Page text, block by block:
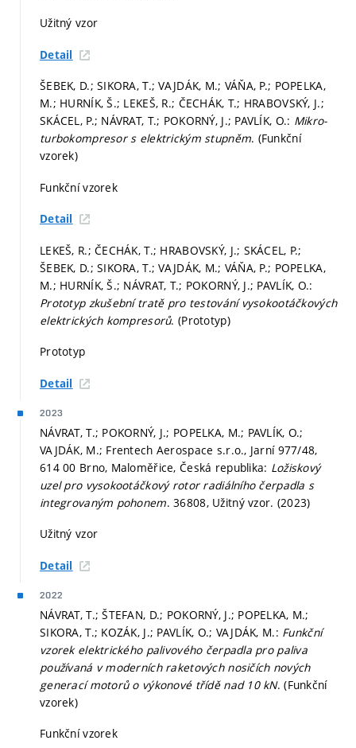
Užitný vzor
Detail
ŠEBEK, D.; SIKORA, T.; VAJDÁK, M.; VÁŇA, P.; POPELKA,
M.; HURNÍK, Š.; LEKEŠ, R.; ČECHÁK, T.; HRABOVSKÝ, J.;
SKÁCEL, P.; NÁVRAT, T.; POKORNÝ, J.; PAVLÍK, O.: Mikro-
turbokompresor s elektrickým stupněm. (Funkční
vzorek)
Funkční vzorek
Detail
LEKEŠ, R.; ČECHÁK, T.; HRABOVSKÝ, J.; SKÁCEL, P.;
ŠEBEK, D.; SIKORA, T.; VAJDÁK, M.; VÁŇA, P.; POPELKA,
M.; HURNÍK, Š.; NÁVRAT, T.; POKORNÝ, J.; PAVLÍK, O.:
Prototyp zkušební tratě pro testování vysokootáčkových
elektrických kompresorů. (Prototyp)
Prototyp
Detail
2023
NÁVRAT, T.; POKORNÝ, J.; POPELKA, M.; PAVLÍK, O.;
VAJDÁK, M.; Frentech Aerospace s.r.o., Jarní 977/48,
614 00 Brno, Maloměřice, Česká republika: Ložiskový
uzel pro vysokootáčkový rotor radiálního čerpadla s
integrovaným pohonem. 36808, Užitný vzor. (2023)
Užitný vzor
Detail
2022
NÁVRAT, T.; ŠTEFAN, D.; POKORNÝ, J.; POPELKA, M.;
SIKORA, T.; KOZÁK, J.; PAVLÍK, O.; VAJDÁK, M.: Funkční
vzorek elektrického palivového čerpadla pro paliva
používaná v moderních raketových nosičích nových
generací motorů o výkonové třídě nad 10 kN. (Funkční
vzorek)
Funkční vzorek